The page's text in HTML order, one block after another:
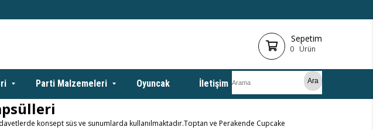
Sepetim
0 Ürün
Parti Malzemeleri Oyuncak İletişim
konsept süs ve sunumlarda kullanılmaktadır.Toptan ve Perakende Cupcake